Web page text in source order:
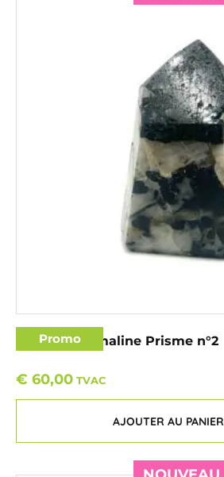
Promo
Quartz Tourmaline Prisme n°2
€ 60,00 TVAC
AJOUTER AU PANIER